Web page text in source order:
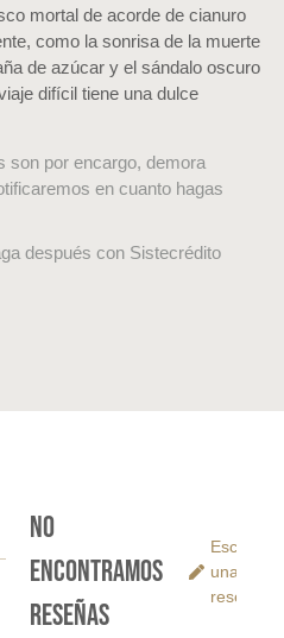
mortal de acorde de cianuro
como la sonrisa de la muerte
de azúcar y el sándalo oscuro
difícil tiene una dulce
son por encargo, demora
en cuanto hagas
después con Sistecrédito
No
encontramos
reseñas
Escribe
una
reseña